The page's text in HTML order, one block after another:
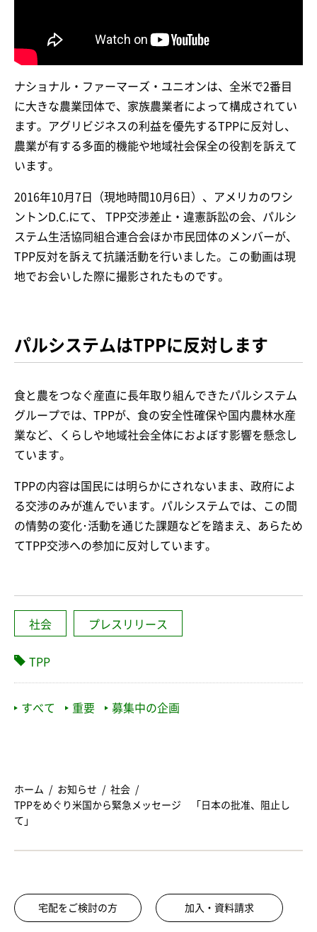
ナショナル・ファーマーズ・ユニオンは、全米で2番目
に大きな農業団体で、家族農業者によって構成されてい
ます。アグリビジネスの利益を優先するTPPに反対し、
農業が有する多面的機能や地域社会保全の役割を訴えて
います。
2016年10月7日（現地時間10月6日）、アメリカのワシ
ントンD.C.にて、 TPP交渉差止・違憲訴訟の会、パルシ
ステム生活協同組合連合会ほか市民団体のメンバーが、
TPP反対を訴えて抗議活動を行いました。この動画は現
地でお会いした際に撮影されたものです。
パルシステムはTPPに反対します
食と農をつなぐ産直に長年取り組んできたパルシステム
グループでは、TPPが、食の安全性確保や国内農林水産
業など、くらしや地域社会全体におよぼす影響を懸念し
ています。
TPPの内容は国民には明らかにされないまま、政府によ
る交渉のみが進んでいます。パルシステムでは、この間
の情勢の変化･活動を通じた課題などを踏まえ、あらため
てTPP交渉への参加に反対しています。
社会 プレスリリース
TPP
すべて 重要 募集中の企画
ホーム お知らせ
社会
TPPをめぐり米国から緊急メッセージ 「日本の批准、阻止し
て」
宅配をご検討の方 加入・資料請求